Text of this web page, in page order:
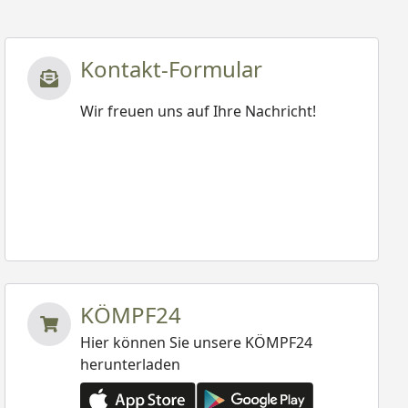
Kontakt-Formular
Wir freuen uns auf Ihre Nachricht!
KÖMPF24
Hier können Sie unsere KÖMPF24
herunterladen